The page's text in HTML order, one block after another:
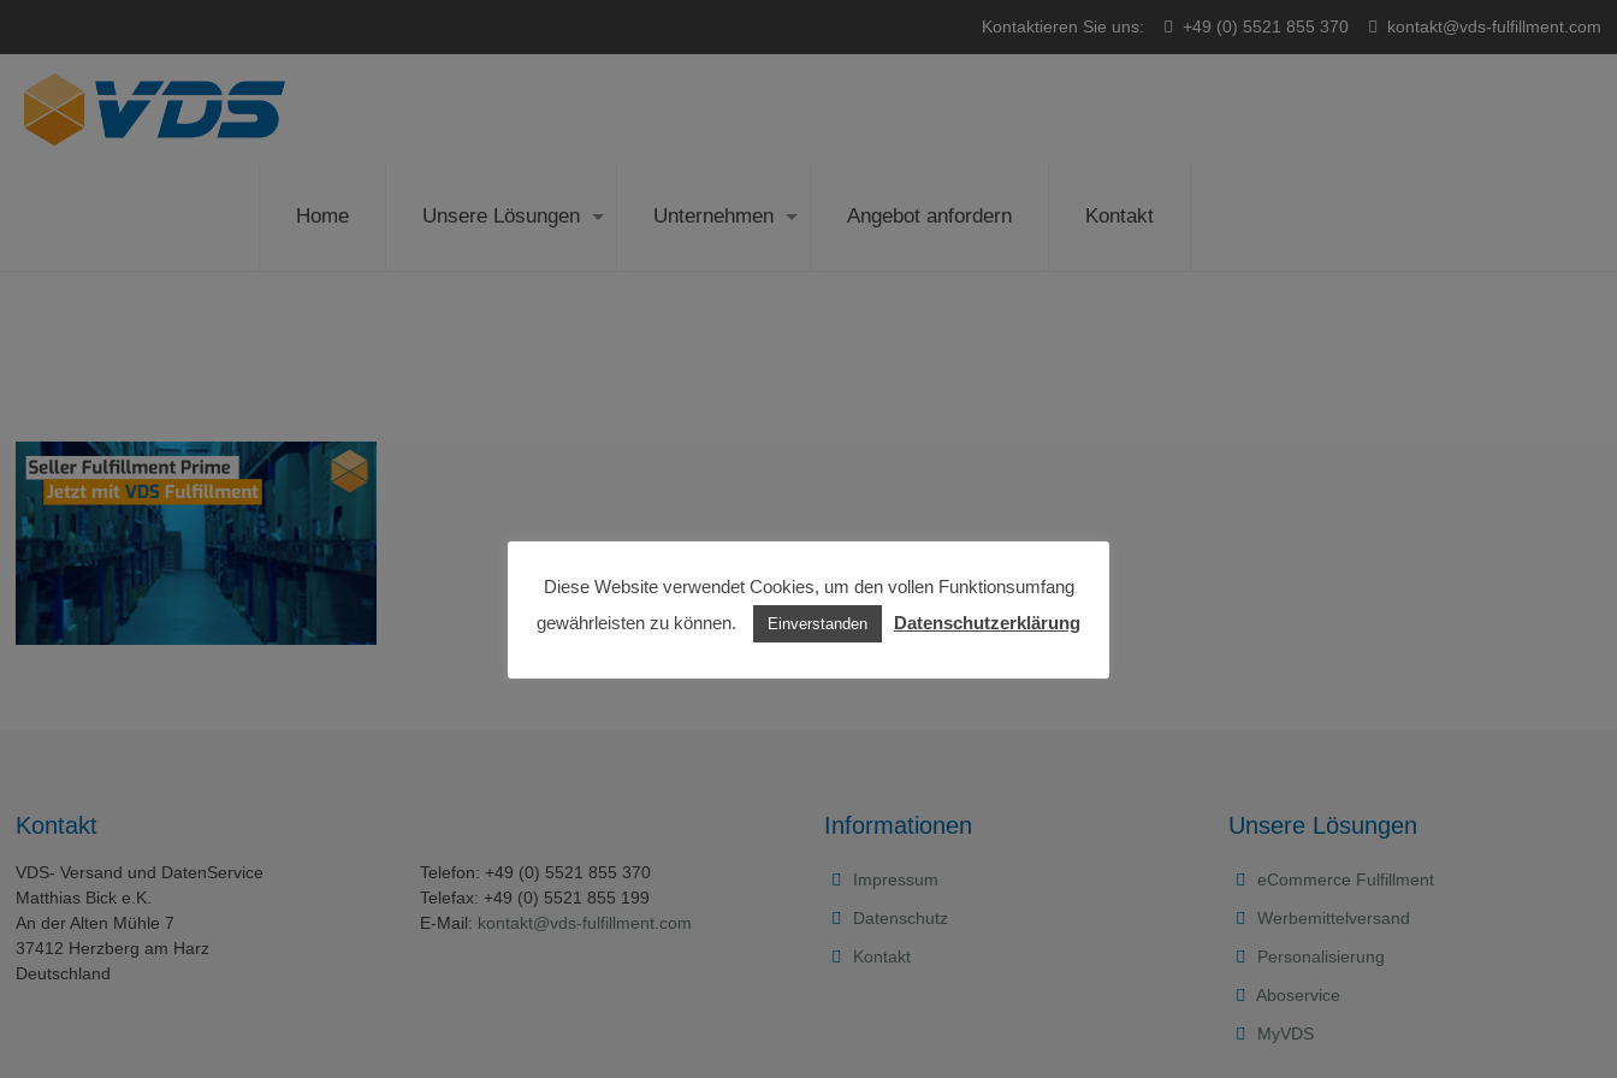
Kontaktieren Sie uns: +49 (0) 5521 855 370 kontakt@vds-fulfillment.com
Home Unsere Lösungen Unternehmen Angebot anfordern Kontakt
Kontakt
VDS- Versand und DatenService
Matthias Bick e.K.
An der Alten Mühle 7
37412 Herzberg am Harz
Deutschland
Telefon: +49 (0) 5521 855 370
Telefax: +49 (0) 5521 855 199
E-Mail: kontakt@vds-fulfillment.com
Informationen
Impressum
Datenschutz
Kontakt
Unsere Lösungen
eCommerce Fulfillment
Werbemittelversand
Personalisierung
Aboservice
MyVDS
Diese Website verwendet Cookies, um den vollen Funktionsumfang
gewährleisten zu können.
Einverstanden Datenschutzerklärung